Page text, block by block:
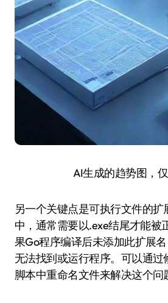
AI生成的趋势图，
另一个关键点是可执行文件的扩
中，通常需要以.exe结尾才能被
果Go程序编译后未添加此扩展
无法找到或运行程序。可以通过
脚本中重命名文件来解决这个问